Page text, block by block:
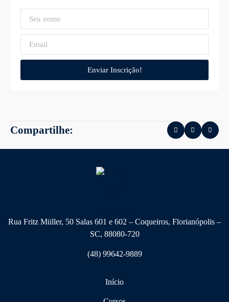
Enviar Inscrição!
Compartilhe:
Rua Fritz Müller, 50 Salas 601 e 602 – Coqueiros, Florianópolis –
SC, 88080-720
(48) 99642-9889
Início